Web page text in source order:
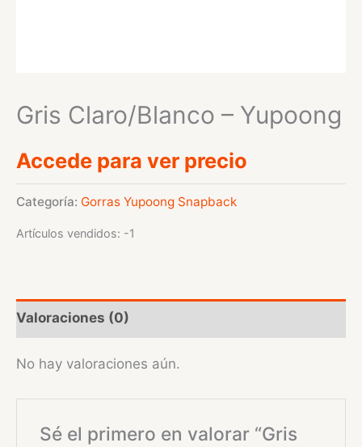
Gris Claro/Blanco – Yupoong
Accede para ver precio
Categoría: Gorras Yupoong Snapback
Artículos vendidos: -1
Valoraciones (0)
No hay valoraciones aún.
Sé el primero en valorar “Gris